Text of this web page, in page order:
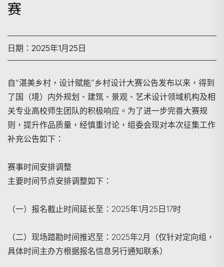
赛
日期：2025年1月25日
自“湛美乡村，设计赋能”乡村设计大赛公告发布以来，得到
了国（境）内外规划、建筑、景观、艺术设计领域机构及相
关专业高校师生团队的积极响应。为了进一步完善大赛规
则，提升作品质量，经慎重讨论，组委会现对本次征集工作
补充公告如下：
赛事时间安排调整
主要时间节点安排调整如下：
（一）报名截止时间延长至：2025年1月25日17时
（二）现场踏勘时间推迟至：2025年2月（仅针对定向组，
具体时间主办方根据报名信息另行通知联系）